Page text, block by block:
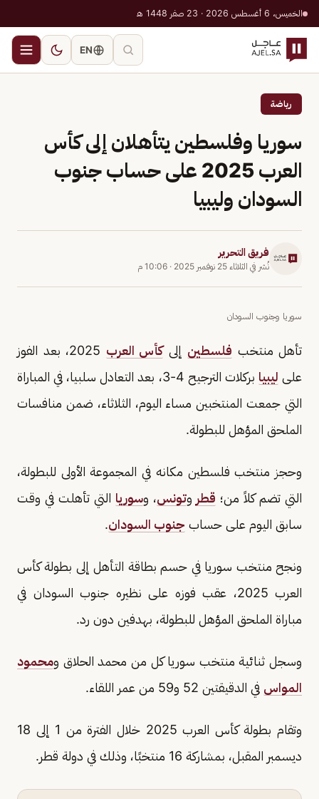
الخميس، 6 أغسطس 2026 · 23 صفر 1448 هـ
EN
رياضة
سوريا وفلسطين يتأهلان إلى كأس
العرب 2025 على حساب جنوب
السودان وليبيا
فريق التحرير
نُشر في الثلاثاء 25 نوفمبر 2025 · 10:06 م
سوريا وجنوب السودان
تأهل منتخب فلسطين إلىكأس العرب
2025، بعد الفوز
على ليبيا
بركلات الترجيح 4-3، بعد التعادل سلبيا، في المباراة
التي جمعت المنتخبين مساء اليوم، الثلاثاء، ضمن منافسات
الملحق المؤهل للبطولة.
وحجز منتخب فلسطين مكانه في المجموعة الأولى للبطولة،
التي تضم كلاً من؛ قطر وتونس، وسوريا التي تأهلت في وقت
سابق اليوم على حساب جنوب السودان.
ونجح منتخب سوريا في حسم بطاقة التأهل إلى بطولة كأس
العرب 2025، عقب فوزه على نظيره جنوب السودان في
مباراة الملحق المؤهل للبطولة، بهدفين دون رد.
وسجل ثنائية منتخب سوريا كل من محمد الحلاق ومحمود
المواس في الدقيقتين 52 و59 من عمر اللقاء.
وتقام بطولة كأس العرب 2025 خلال الفترة من 1 إلى 18
ديسمبر المقبل، بمشاركة 16 منتخبًا، وذلك في دولة قطر.